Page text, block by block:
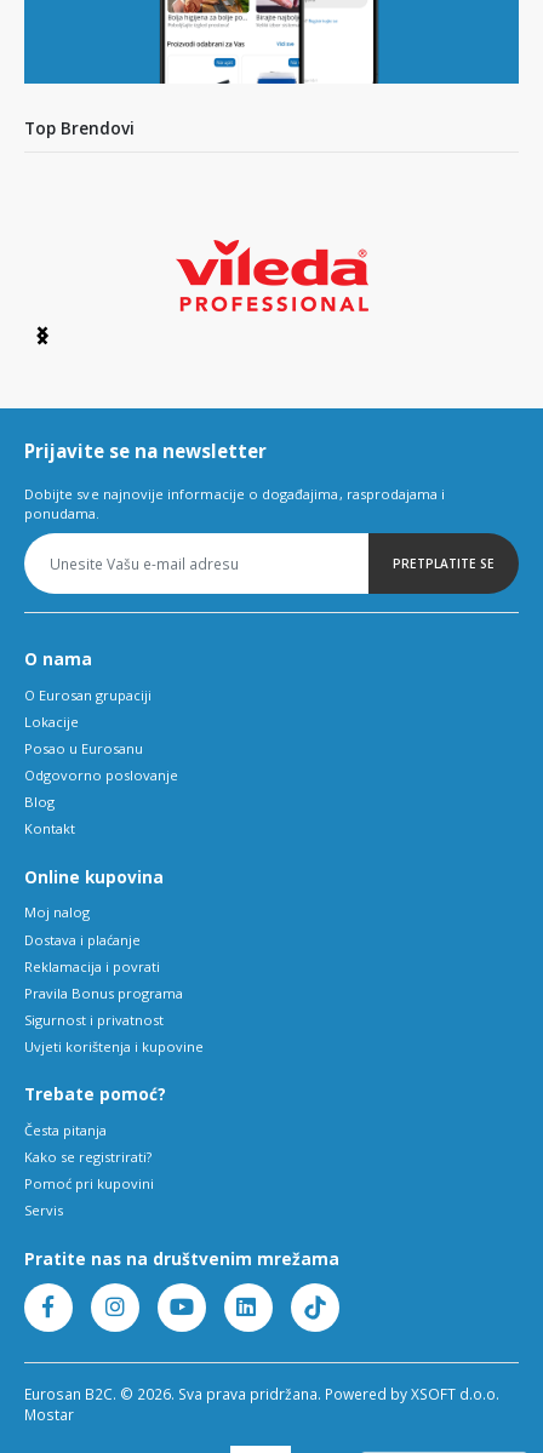
Top Brendovi
Item
6
Prijavite se na newsletter
Dobijte sve najnovije informacije o događajima, rasprodajama i
ponudama.
PRETPLATITE SE
O nama
O Eurosan grupaciji
Lokacije
Posao u Eurosanu
Odgovorno poslovanje
Blog
Kontakt
Online kupovina
Moj nalog
Dostava i plaćanje
Reklamacija i povrati
Pravila Bonus programa
Sigurnost i privatnost
Uvjeti korištenja i kupovine
Trebate pomoć?
Česta pitanja
Kako se registrirati?
Pomoć pri kupovini
Servis
Pratite nas na društvenim mrežama
Eurosan B2C. © 2026. Sva prava pridržana. Powered by XSOFT d.o.o.
Mostar